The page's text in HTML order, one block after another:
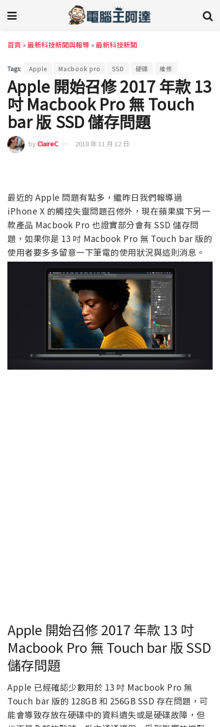
首頁 »最新科技新聞與報導 »最新科技新聞
Tags: Apple Macbook pro SSD 硬碟 維修
Apple 開始召修 2017 年款 13
吋 Macbook Pro 無 Touch
bar 版 SSD 儲存問題
byClaireC 2018 年 11 月 12 日
最近的 Apple 問題有點多，繼昨日我們報導過
iPhone X 的觸控失靈問題召修外，現在蘋果旗下另一
款產品 Macbook Pro 也證實部分會有 SSD 儲存問
題，如果你是 13 吋 Macbook Pro 無 Touch bar 版的
使用者要多多留意一下筆電的使用狀況與這則消息。
Apple 開始召修 2017 年款 13 吋
Macbook Pro 無 Touch bar 版 SSD
儲存問題
Apple 已經確認少數用於 13 吋 Macbook Pro 無
Touch bar 版的 128GB 和 256GB SSD 存在問題，可
能會導致存放在硬碟中的資料遺失或是硬碟故障，但